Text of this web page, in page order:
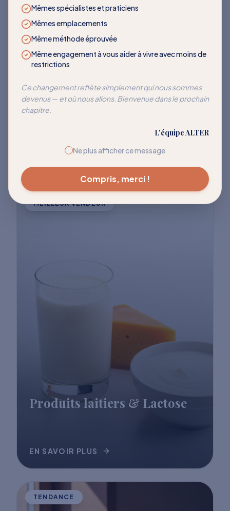
Mêmes spécialistes et praticiens
Mêmes emplacements
Même méthode éprouvée
Même engagement à vous aider à vivre avec moins de
restrictions
Ce changement reflète simplement qui nous sommes
devenus — et où nous allons. Bienvenue dans le prochain
chapitre.
L'équipe ALTER
Ne plus afficher ce message
Compris, merci !
LES PLUS DEMANDÉS
Des programmes qui
transforment
Rejoignez des milliers de clients qui ont
réussi à réentraîner leur corps pour cesser
de réagir à ces déclencheurs courants.
Explorer tous les programmes
MEILLEUR VENDEUR
Produits laitiers & Lactose
EN SAVOIR PLUS
TENDANCE